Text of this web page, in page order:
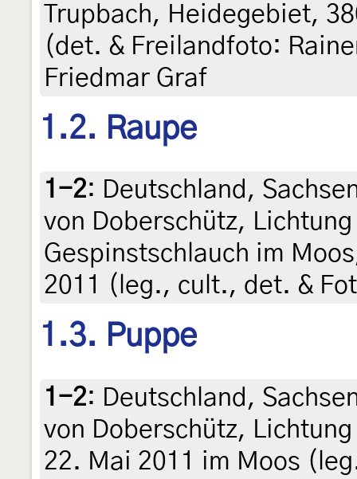
Trupbach, Heidegebiet,
(det. & Freilandfoto:
Friedmar Graf
1.2. Raupe
1-2: Deutschland,
von Doberschütz,
Gespinstschlauch im
2011 (leg., cult., det. &
1.3. Puppe
1-2: Deutschland,
von Doberschütz,
22. Mai 2011 im Moos